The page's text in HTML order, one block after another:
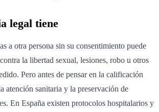
legal tiene
a otra persona sin su consentimiento puede
la libertad sexual, lesiones, robo u otros
Pero antes de pensar en la calificación
atención sanitaria y la preservación de
En España existen protocolos hospitalarios y